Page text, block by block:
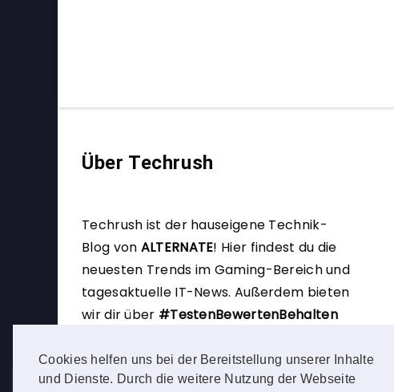
Cookies helfen uns bei der Bereitstellung unserer Inhalte
und Dienste. Durch die weitere Nutzung der Webseite
Über Techrush
Techrush ist der hauseigene Technik-
Blog von ALTERNATE! Hier findest du die
neuesten Trends im Gaming-Bereich und
tagesaktuelle IT-News. Außerdem bieten
wir dir über #TestenBewertenBehalten
werden.